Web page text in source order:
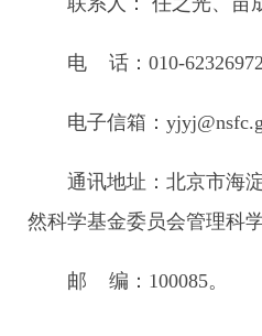
电 话：010-62326972
电子信箱：
通讯地址：北京市海淀
然科学基金委员会管理科
邮 编：100085。